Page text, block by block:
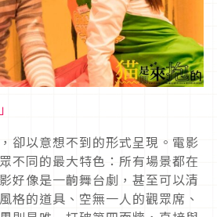
卻以意想不到的形式呈現。電影
不同的最大特色：所有場景都在
好像是一齣舞台劇，甚至可以清
格的道具、空無一人的觀眾席、